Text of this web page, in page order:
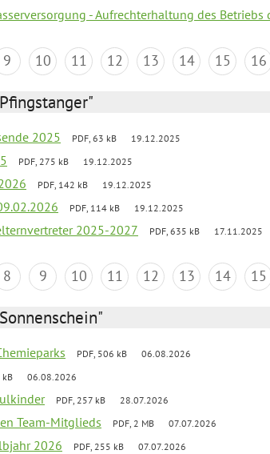
- Aufrechterhaltung des Betriebs
9 10 11 12 13 14 15 16
2025 PDF, 63 kB 19.12.2025
PDF, 275 kB 19.12.2025
PDF, 142 kB 19.12.2025
PDF, 114 kB 19.12.2025
2025-2027 PDF, 635 kB 17.11.2025
8 9 10 11 12 13 14 15
PDF, 506 kB 06.08.2026
kB 06.08.2026
PDF, 257 kB 28.07.2026
Team-Mitglieds PDF, 2 MB 07.07.2026
2026 PDF, 255 kB 07.07.2026